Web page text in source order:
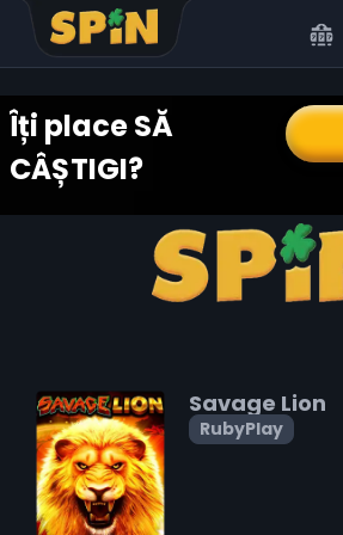
Scroll to top
Îți place SĂ
CÂȘTIGI?
Savage Lion
RubyPlay